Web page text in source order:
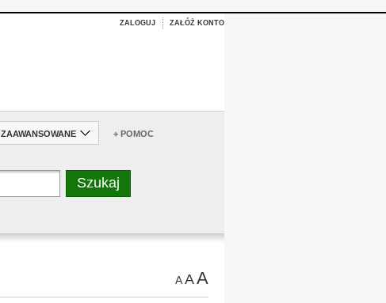
ZALOGUJ ZAŁÓŻ KONTO
ZAAWANSOWANE + POMOC
AAA